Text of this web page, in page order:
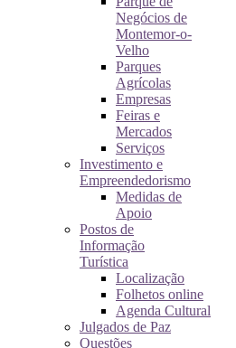
Negócios de
Montemor-o-
Velho
Parques
Agrícolas
Empresas
Feiras e
Mercados
Serviços
Investimento e
Empreendedorismo
Medidas de
Apoio
Postos de
Informação
Turística
Localização
Folhetos online
Agenda Cultural
Julgados de Paz
Questões